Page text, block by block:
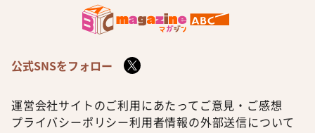
公式SNSをフォロー
運営会社サイトのご利用にあたって ご意見・ご感想
プライバシーポリシー利用者情報の外部送信について